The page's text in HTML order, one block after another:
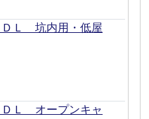
Ｌ 坑内用・低屋
Ｌ オープンキャ